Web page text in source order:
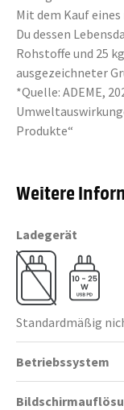
Mit dem Kauf
Du dessen
Rohstoffe und 25
ausgezeichneter
*Quelle: ADEME,
Produkte“
Weitere
Ladegerät
Standardmäßig
Betriebssystem